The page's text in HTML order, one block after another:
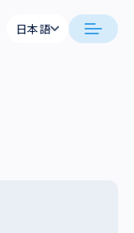
日本語
日本語